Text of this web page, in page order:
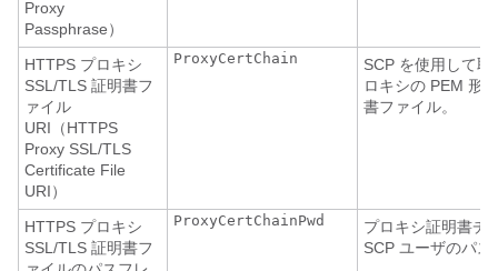
Proxy
Passphrase）
HTTPS プロキシ
SSL/TLS 証明書フ
ァイル
URI（HTTPS
Proxy SSL/TLS
Certificate File
URI）
ProxyCertChain
SCP を使用して
ロキシの PEM 形
書ファイル。
HTTPS プロキシ
SSL/TLS 証明書フ
ProxyCertChainPwd
プロキシ証明書チ
SCP ユーザのパス